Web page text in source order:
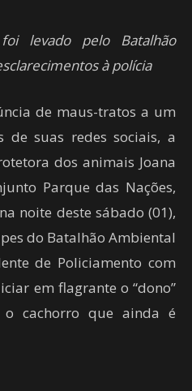
levado pelo Batalhão
à polícia
de maus-tratos a um
de suas redes sociais, a
dos animais Joana
Parque das Nações,
noite deste sábado (01),
do Batalhão Ambiental
de Policiamento com
em flagrante o “dono”
cachorro que ainda é